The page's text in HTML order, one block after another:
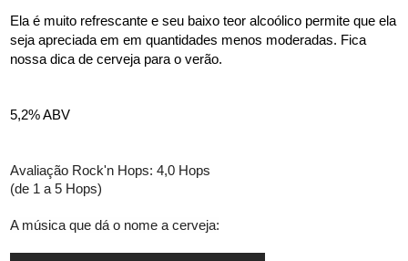
Ela é muito refrescante e seu baixo teor alcoólico permite que ela
seja apreciada em em quantidades menos moderadas. Fica
nossa dica de cerveja para o verão.
5,2% ABV
Avaliação Rock'n Hops: 4,0 Hops
(de 1 a 5 Hops)
A música que dá o nome a cerveja: